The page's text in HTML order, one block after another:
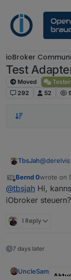
ioBroker
Test
Moved Tester
292
52
TbsJah@derelvis
Da aber
^
Wie
@jb-m
Dass
Offline
Bernd 0wrote on
last
@tbsjah Hi,
iObroker steuern?
1 Reply
7 days later
UncleSam